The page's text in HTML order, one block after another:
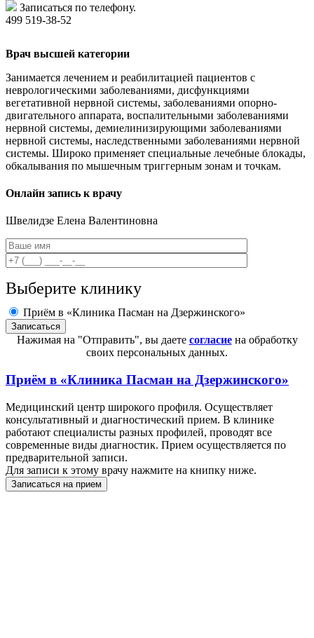
Записаться по телефону.
499 519-38-52
Врач высшей категории
Занимается лечением и реабилитацией пациентов с
неврологическими заболеваниями, дисфункциями
вегетативной нервной системы, заболеваниями опорно-
двигательного аппарата, воспалительными заболеваниями
нервной системы, демиелинизирующими заболеваниями
нервной системы, наследственными заболеваниями нервной
системы. Широко применяет специальные лечебные блокады,
обкалывания по мышечным триггерным зонам и точкам.
Онлайн запись к врачу
Швелидзе Елена Валентиновна
Выберите клинику
Приём в «Клиника Пасман на Дзержинского»
Нажимая на "Отправить", вы даете согласиена обработку
своих персональных данных.
Приём в «Клиника Пасман на Дзержинского»
Медицинский центр широкого профиля. Осуществляет
консультативный и диагностический прием. В клинике
работают специалисты разных профилей, проводят все
современные виды диагностик. Прием осуществляется по
предварительной записи.
Для записи к этому врачу нажмите на книпку ниже.
Записаться на прием